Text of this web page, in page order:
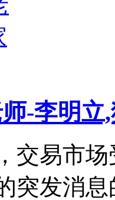
-李明立
交易市
突发消